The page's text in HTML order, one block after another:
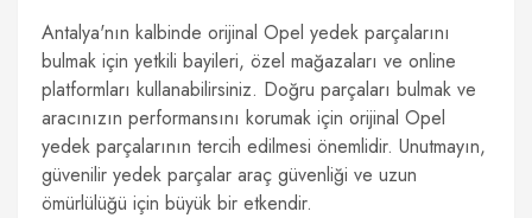
Antalya'nın kalbinde orijinal Opel yedek parçalarını
bulmak için yetkili bayileri, özel mağazaları ve online
platformları kullanabilirsiniz. Doğru parçaları bulmak ve
aracınızın performansını korumak için orijinal Opel
yedek parçalarının tercih edilmesi önemlidir. Unutmayın,
güvenilir yedek parçalar araç güvenliği ve uzun
ömürlülüğü için büyük bir etkendir.